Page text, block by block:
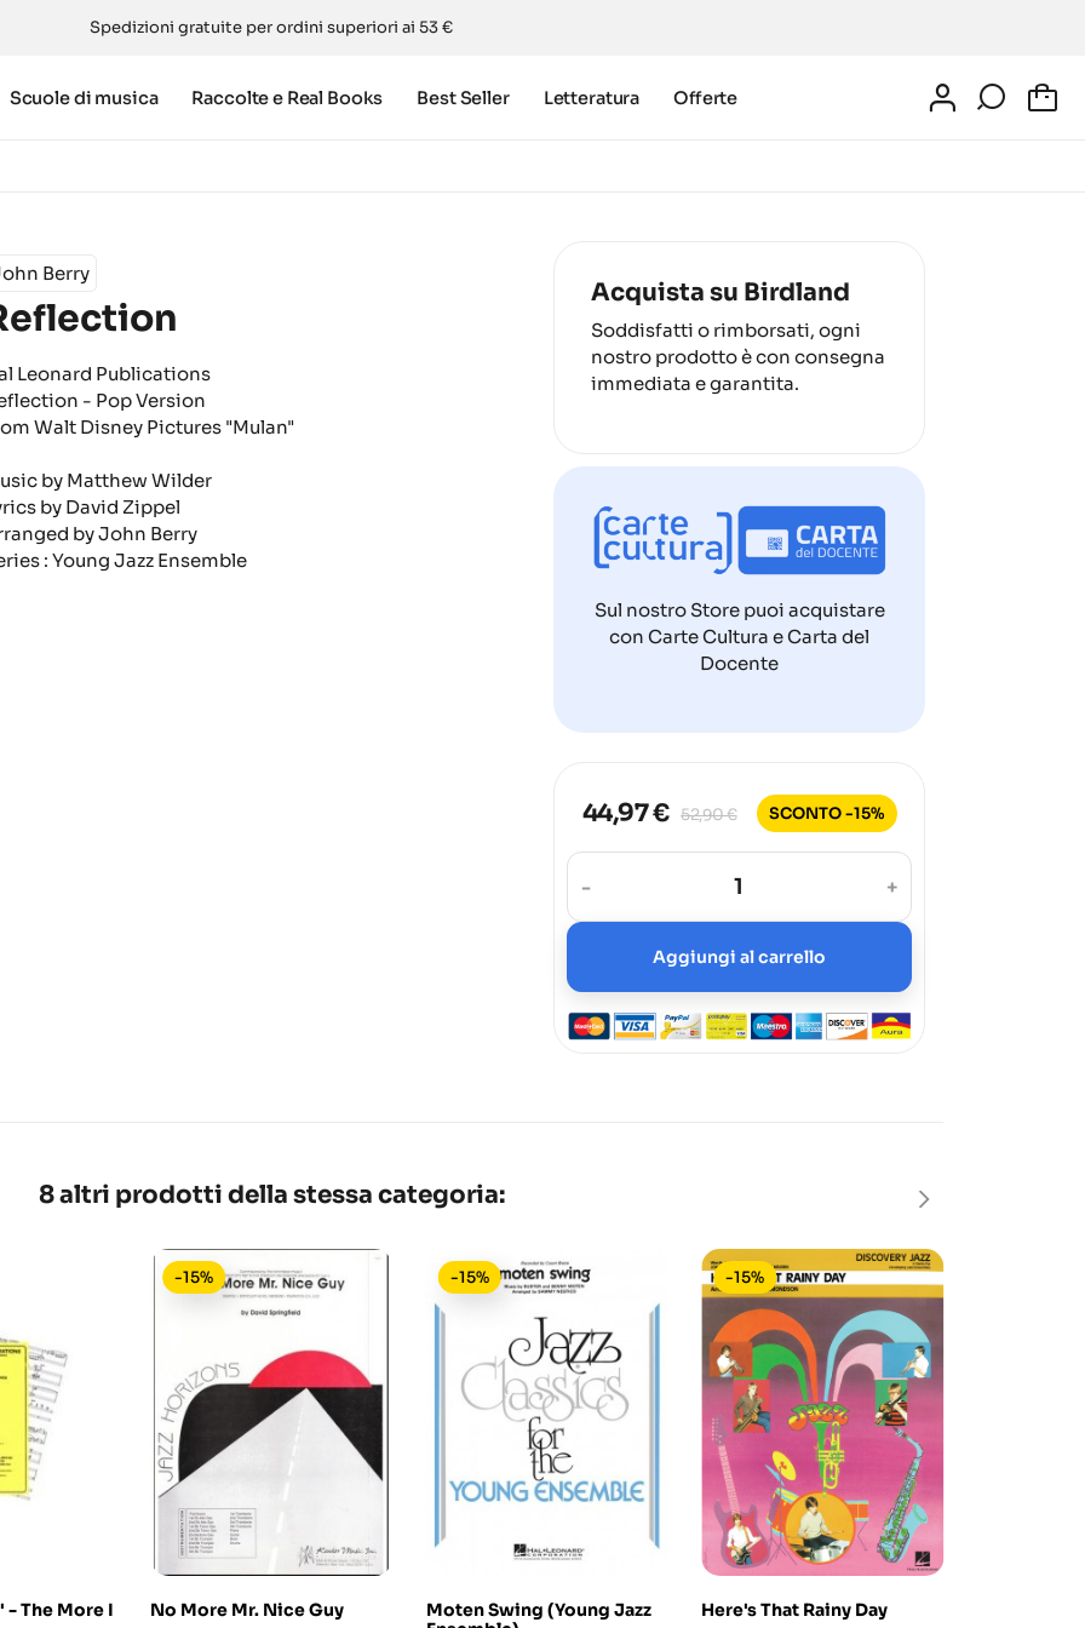
Spedizioni gratuite per ordini superiori ai 53 €
Scuole di musica Raccolte e Real Books Best Seller Letteratura Offerte
Berry
Leonard Publications
- Pop Version
Walt Disney Pictures "Mulan"
by Matthew Wilder
by David Zippel
by John Berry
: Young Jazz Ensemble
Acquista su Birdland
Soddisfatti o rimborsati, ogni
nostro prodotto è con consegna
immediata e garantita.
Sul nostro Store puoi acquistare
con Carte Cultura e Carta del
Docente
44,97 € 52,90 € SCONTO -15%
- +
Aggiungi al carrello
8 altri prodotti della stessa categoria:
- The More I No More Mr. Nice Guy
-15%
Moten Swing (Young Jazz
-15%
Here's That Rainy Day
-15%